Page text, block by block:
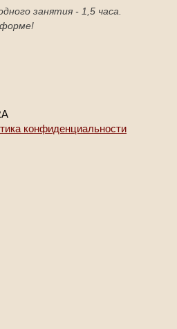
занятия - 1,5 часа.
конфиденциальности